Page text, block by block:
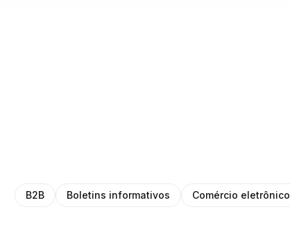
B2B Boletins informativos Comércio eletrônico